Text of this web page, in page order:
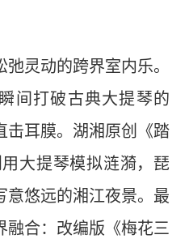
灵动的跨界室内乐。
间打破古典大提琴的
击耳膜。湖湘原创《踏
大提琴模拟涟漪，琵
意悠远的湘江夜景。最
融合：改编版《梅花三